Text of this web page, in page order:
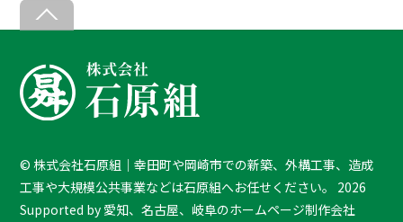
B
c
k
T
o
p
©株式会社石原組｜幸田町や岡崎市での新築、外構工事、造成
工事や大規模公共事業などは石原組へお任せください。
2026
Supported by 愛知、名古屋、岐阜のホームページ制作会社